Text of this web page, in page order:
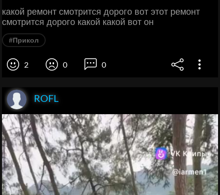
какой ремонт смотрится дорого вот этот ремонт
смотрится дорого какой какой вот он
#Прикол
2 0 0
ROFL